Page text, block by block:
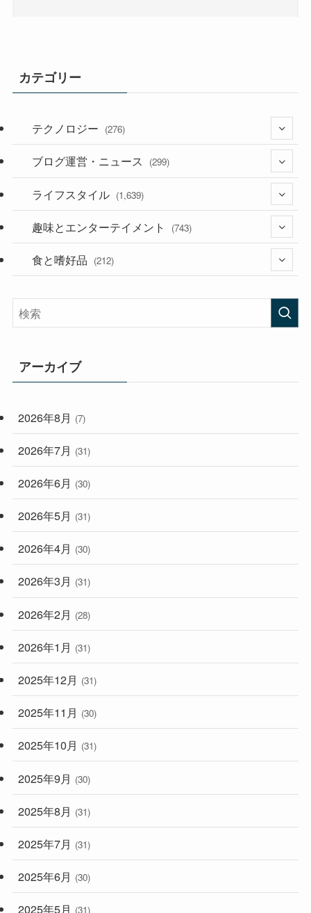
カテゴリー
テクノロジー (276)
(36)
(187)
ブログ運営・ニュース (299)
(118)
(181)
ライフスタイル (1,639)
(394)
(282)
(33)
(248)
趣味とエンターテイメント (743)
(56)
食と嗜好品 (212)
アーカイブ
2026年8月 (7)
2026年7月 (31)
2026年6月 (30)
2026年5月 (31)
2026年4月 (30)
2026年3月 (31)
2026年2月 (28)
2026年1月 (31)
2025年12月 (31)
2025年11月 (30)
2025年10月 (31)
2025年9月 (30)
2025年8月 (31)
2025年7月 (31)
2025年6月 (30)
2025年5月 (31)